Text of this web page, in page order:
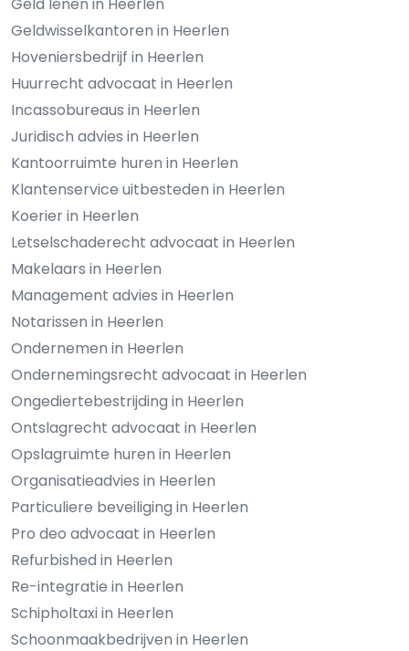
Geldwisselkantoren in Heerlen
Hoveniersbedrijf in Heerlen
Huurrecht advocaat in Heerlen
Incassobureaus in Heerlen
Juridisch advies in Heerlen
Kantoorruimte huren in Heerlen
Klantenservice uitbesteden in Heerlen
Koerier in Heerlen
Letselschaderecht advocaat in Heerlen
Makelaars in Heerlen
Management advies in Heerlen
Notarissen in Heerlen
Ondernemen in Heerlen
Ondernemingsrecht advocaat in Heerlen
Ongediertebestrijding in Heerlen
Ontslagrecht advocaat in Heerlen
Opslagruimte huren in Heerlen
Organisatieadvies in Heerlen
Particuliere beveiliging in Heerlen
Pro deo advocaat in Heerlen
Refurbished in Heerlen
Re-integratie in Heerlen
Schipholtaxi in Heerlen
Schoonmaakbedrijven in Heerlen